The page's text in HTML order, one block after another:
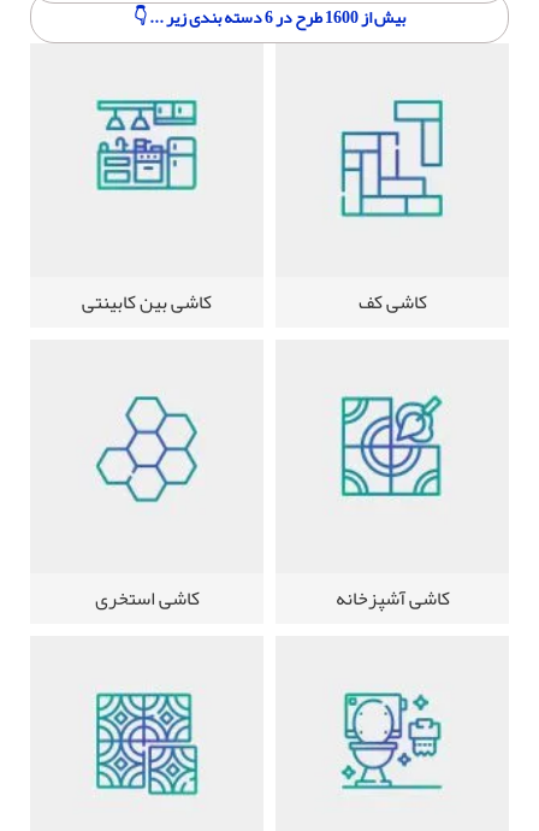
بیش از 1600 طرح در 6 دسته بندی زیر ... 👇
کاشی کف کاشی بین کابینتی
کاشی آشپزخانه کاشی استخری